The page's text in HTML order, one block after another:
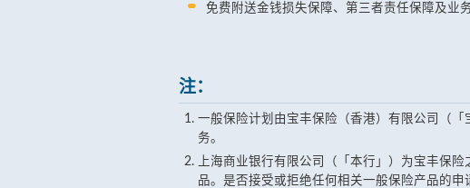
免费附送金钱损失保障、第三者责任保障及业
注：
一般保险计划由宝丰保险（香港）有限公司（
务。
上海商业银行有限公司（「本行」）为宝丰保
品。是否接受或拒绝任何相关一般保险产品的申